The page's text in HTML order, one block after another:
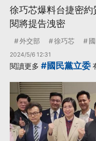
徐巧芯爆料台捷密
閱將提告洩密
外交部 徐巧芯
2024/5/6 12:31
閱讀更多 #國民黨立委